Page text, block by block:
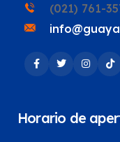
(021) 761-
Horario de